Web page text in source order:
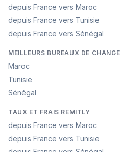
depuis France vers Maroc
depuis France vers Tunisie
depuis France vers Sénégal
MEILLEURS BUREAUX DE CHANGE
Maroc
Tunisie
Sénégal
TAUX ET FRAIS REMITLY
depuis France vers Maroc
depuis France vers Tunisie